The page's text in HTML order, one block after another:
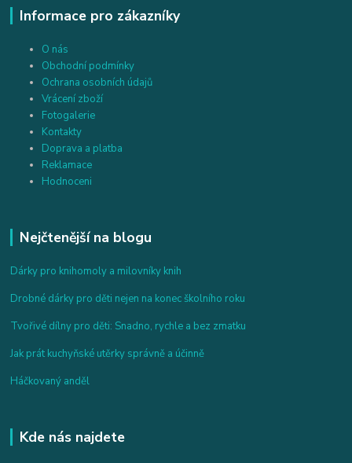
Informace pro zákazníky
O nás
Obchodní podmínky
Ochrana osobních údajů
Vrácení zboží
Fotogalerie
Kontakty
Doprava a platba
Reklamace
Hodnoceni
Nejčtenější na blogu
Dárky pro knihomoly a milovníky knih
Drobné dárky pro děti nejen na konec školního roku
Tvořivé dílny pro děti: Snadno, rychle a bez zmatku
Jak prát kuchyňské utěrky správně a účinně
Háčkovaný anděl
Kde nás najdete